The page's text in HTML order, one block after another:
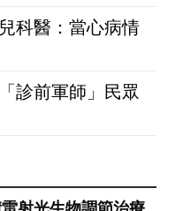
科醫：當心病情
診前軍師」民眾